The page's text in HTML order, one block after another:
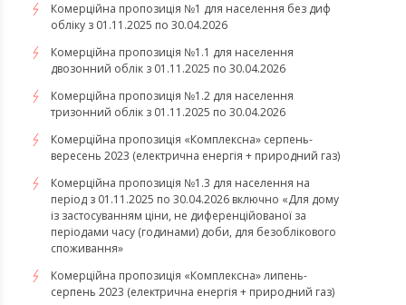
Комерційна пропозиція №1 для населення без диф
обліку з 01.11.2025 по 30.04.2026
Комерційна пропозиція №1.1 для населення
двозонний облік з 01.11.2025 по 30.04.2026
Комерційна пропозиція №1.2 для населення
тризонний облік з 01.11.2025 по 30.04.2026
​​​​​​​Комерційна пропозиція «Комплексна» серпень-
вересень 2023 (електрична енергія + природний газ)
Комерційна пропозиція №1.3 для населення на
період з 01.11.2025 по 30.04.2026 включно «Для дому
із застосуванням ціни, не диференційованої за
періодами часу (годинами) доби, для безоблікового
споживання»
​​​​​​​Комерційна пропозиція «Комплексна» липень-
серпень 2023 (електрична енергія + природний газ)